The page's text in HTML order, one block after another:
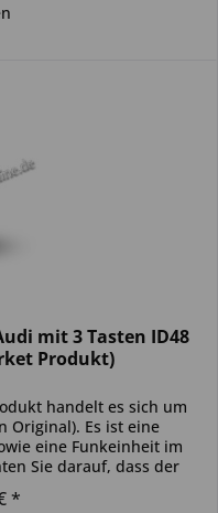
mit 3 Tasten ID48
Produkt)
handelt es sich um
Original). Es ist eine
eine Funkeinheit im
Sie darauf, dass der
*